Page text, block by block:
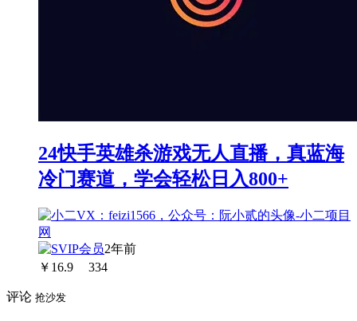
24快手英雄杀游戏无人直播，真蓝海
冷门赛道，学会轻松日入800+
2年前
￥ 16.9 334
评论 抢沙发